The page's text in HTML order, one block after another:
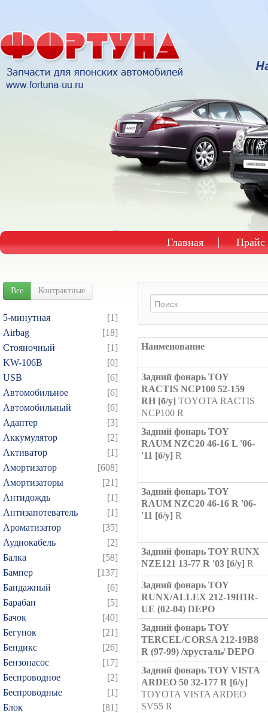
Главная Прайс
Все Контрактные
5-минутная
[1]
Airbag
[18]
Cтояночный
[1]
KW-106B
[0]
USB
[6]
Автомобильное
[6]
Автомобильный
[6]
Адаптер
[3]
Аккумулятор
[2]
Активатор
[1]
Амортизатор
[608]
Амортизаторы
[21]
Антидождь
[1]
Антизапотеватель
[1]
Ароматизатор
[35]
Аудиокабель
[2]
Балка
[58]
Бампер
[137]
Бандажный
[6]
Барабан
[5]
Бачок
[40]
Бегунок
[21]
Бендикс
[26]
Бензонасос
[17]
Беспроводное
[2]
Беспроводные
[1]
Блок
[81]
Наименование
Задний фонарь TOY
RACTIS NCP100 52-159
RH [б/у] TOYOTA RACTIS
NCP100 R
Задний фонарь TOY
RAUM NZC20 46-16 L '06-
'11 [б/у] R
Задний фонарь TOY
RAUM NZC20 46-16 R '06-
'11 [б/у] R
Задний фонарь TOY RUNX
NZE121 13-77 R '03 [б/у] R
Задний фонарь TOY
RUNX/ALLEX 212-19H1R-
UE (02-04) DEPO
Задний фонарь TOY
TERCEL/CORSA 212-19B8
R (97-99) /хрусталь/ DEPO
Задний фонарь TOY VISTA
ARDEO 50 32-177 R [б/у]
TOYOTA VISTA ARDEO
SV55 R